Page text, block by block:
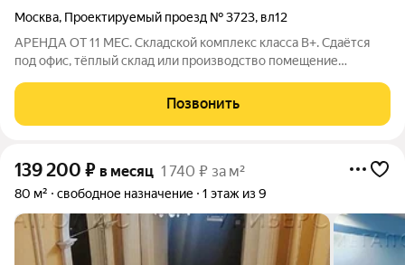
Москва, Проектируемый проезд № 3723, вл12
АРЕНДА ОТ 11 МЕС. Складской комплекс класса B+. Сдаётся
под офис, тёплый склад или производство помещение
Высота потолка 5 м. Стандартная отделка. Есть охрана.
Электрическая мощность 10 кВт.УСН.
Позвонить
139 200 ₽ в месяц 1 740 ₽ за м²
80 м² свободное назначение 1 этаж из 9